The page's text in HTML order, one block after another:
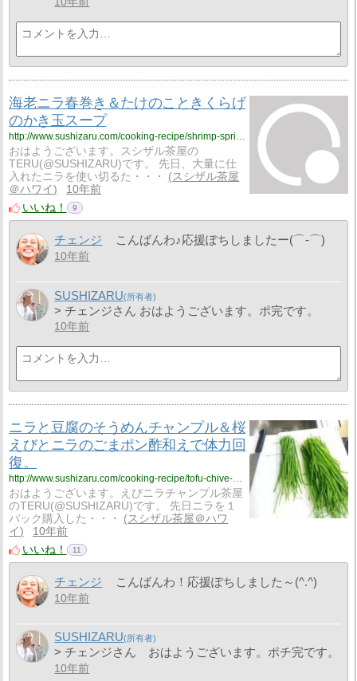
海老ニラ春巻き＆たけのこときくらげ
のかき玉スープ
http://www.sushizaru.com/cooking-recipe/shrimp-spring-roll-and-egg-drop-soup-with-bamboo-shoots/
おはようございます。スシザル茶屋の
TERU(@SUSHIZARU)です。 先日、大量に仕
入れたニラを使い切るた・・・
スシザル茶屋
＠ハワイ
10年前
いいね！
9
チェンジ こんばんわ♪応援ぽちしましたー(⌒‐⌒)
10年前
SUSHIZARU
> チェンジさん おはようございます。ポ完です。
10年前
ニラと豆腐のそうめんチャンプル＆桜
えびとニラのごまポン酢和えで体力回
復。
http://www.sushizaru.com/cooking-recipe/tofu-chive-okinawa-noodle-shrimp-chive-ponzu-marinated-salad/
おはようございます。えびニラチャンプル茶屋
のTERU(@SUSHIZARU)です。 先日ニラを１
パック購入した・・・
スシザル茶屋＠ハワ
イ
10年前
いいね！
11
チェンジ こんばんわ！応援ぽちしました～(^.^)
10年前
SUSHIZARU
> チェンジさん おはようございます。ポチ完です。
10年前